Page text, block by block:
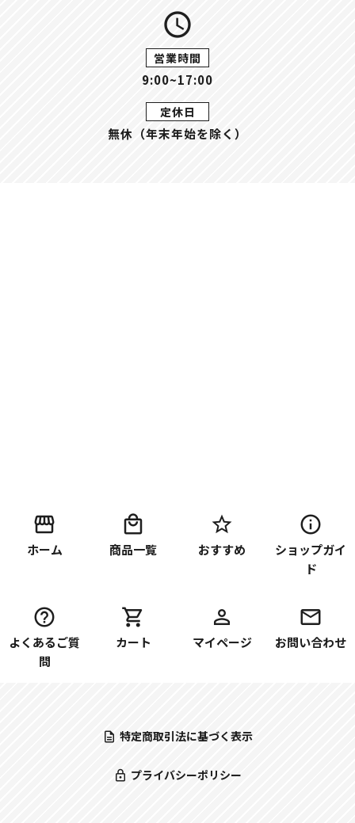
query_builder
営業時間
9:00~17:00
定休日
無休（年末年始を除く）
ホーム 商品一覧 おすすめ
ショップガイ
ド
よくあるご質
問
カート マイページ お問い合わせ
特定商取引法に基づく表示
プライバシーポリシー